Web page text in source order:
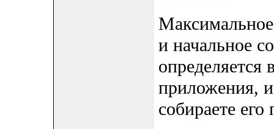
и начальное
приложения, и
собираете его